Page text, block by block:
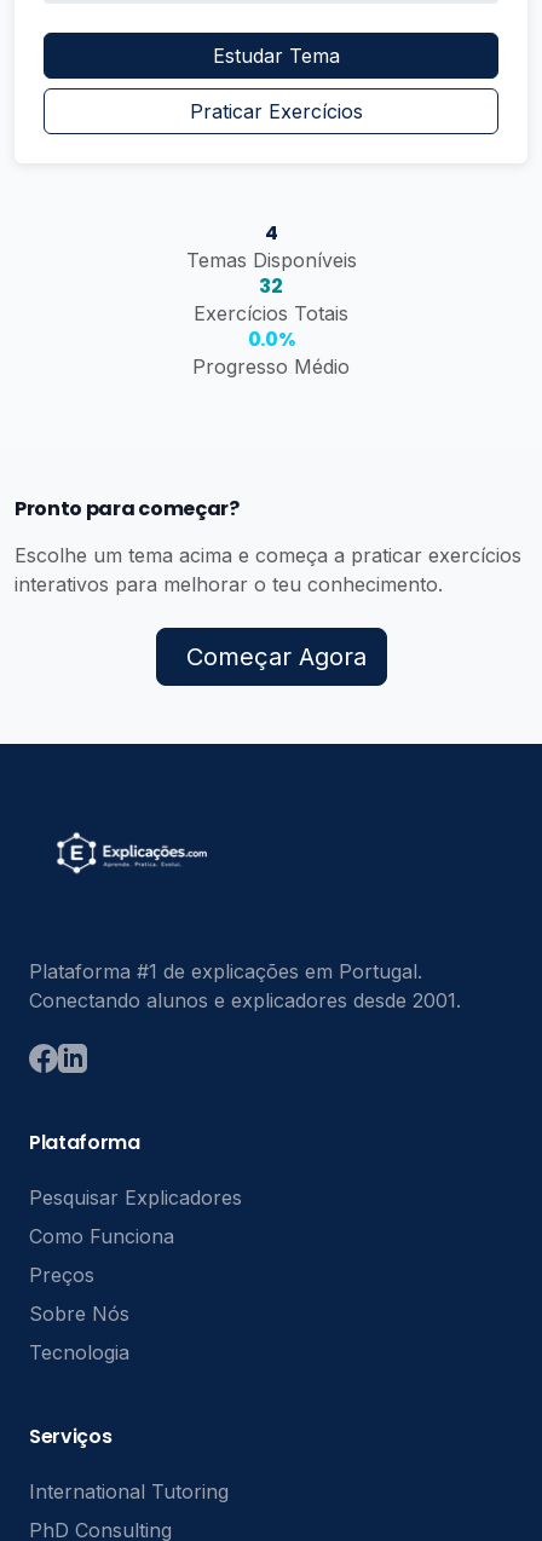
Estudar Tema
Praticar Exercícios
4
Temas Disponíveis
32
Exercícios Totais
0.0%
Progresso Médio
Pronto para começar?
Escolhe um tema acima e começa a praticar exercícios
interativos para melhorar o teu conhecimento.
Começar Agora
Plataforma #1 de explicações em Portugal.
Conectando alunos e explicadores desde 2001.
Plataforma
Pesquisar Explicadores
Como Funciona
Preços
Sobre Nós
Tecnologia
Serviços
International Tutoring
PhD Consulting